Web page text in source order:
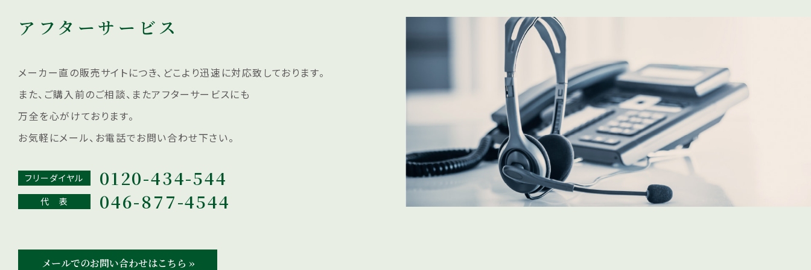
アフターサービス
メーカー直の販売サイトにつき、どこより迅速に対応致しております。
また、ご購入前のご相談、またアフターサービスにも
万全を心がけております。
お気軽にメール、お電話でお問い合わせ下さい。
フリーダイヤル 0120-434-544
代 表 046-877-4544
メールでのお問い合わせはこちら ››